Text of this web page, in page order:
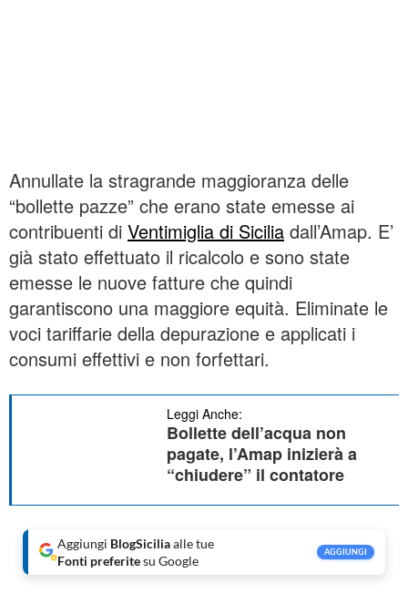
Annullate la stragrande maggioranza delle
“bollette pazze” che erano state emesse ai
contribuenti di Ventimiglia di Sicilia dall’Amap. E’
già stato effettuato il ricalcolo e sono state
emesse le nuove fatture che quindi
garantiscono una maggiore equità. Eliminate le
voci tariffarie della depurazione e applicati i
consumi effettivi e non forfettari.
Leggi Anche:
Bollette dell’acqua non
pagate, l’Amap inizierà a
“chiudere” il contatore
Aggiungi BlogSiciliaalle tue
Fonti preferitesu Google
AGGIUNGI